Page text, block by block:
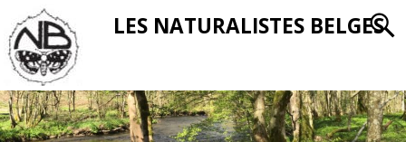
LES NATURALISTES BELGES